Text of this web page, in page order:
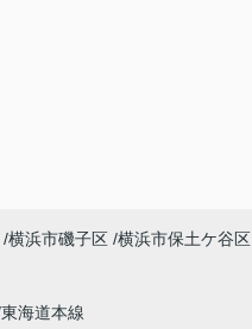
横浜市磯子区 横浜市保土ケ谷区
東海道本線